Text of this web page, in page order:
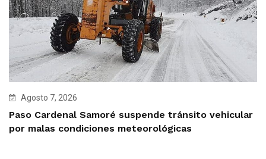
Agosto 7, 2026
Paso Cardenal Samoré suspende tránsito vehicular
por malas condiciones meteorológicas